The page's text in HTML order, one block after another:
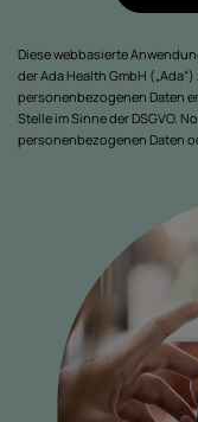
Diese webbasierte
der Ada Health GmbH
personenbezogenen Daten
Stelle im Sinne der DSGVO.
personenbezogenen Daten